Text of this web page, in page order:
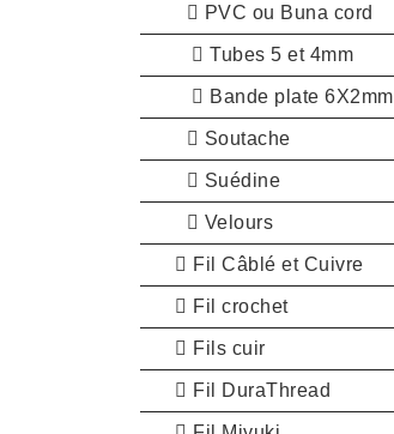
PVC ou Buna cord
Tubes 5 et 4mm
Bande plate 6X2mm
Soutache
Suédine
Velours
Fil Câblé et Cuivre
Fil crochet
Fils cuir
Fil DuraThread